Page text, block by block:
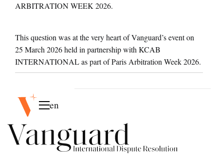
ARBITRATION WEEK 2026.
This question was at the very heart of Vanguard’s event on
25 March 2026 held in partnership with KCAB
INTERNATIONAL as part of Paris Arbitration Week 2026.
en